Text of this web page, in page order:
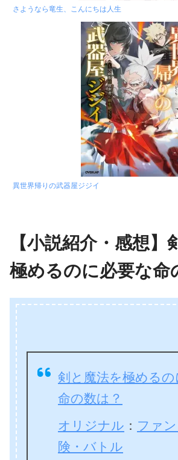
さようなら竜生、こんにちは人生
異世界帰りの武器屋ジジイ
【小説紹介・感想】
極めるのに必要な命
剣と魔法を極めるの
命の数は？
オリジナル ： ファ
険・バトル